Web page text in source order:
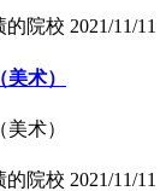
的院校 2021/11/11
术）
术）
的院校 2021/11/11